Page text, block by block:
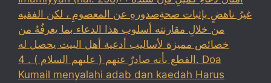
غيرُ ناهضٍ بإثبات صحةِصدورهِ عن المعصومِ ، لكن الفقيه
من خلالِ مقارنته أسلوب هذا الدعاء بما يعرفُهُ من
خصائص مميزة لأساليب أدعية أهل البيت يحصل له
القطع بأنه صادرٌ عنهم ( عليهم السلام ) . 4. Doa
Kumail menyalahi adab dan kaedah Harus